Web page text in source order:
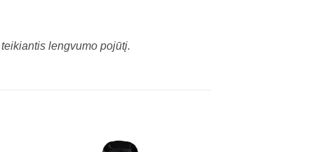
lengvumo pojūtį.